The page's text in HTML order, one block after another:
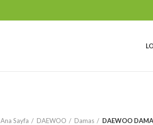
Ana Sayfa DAEWOO Damas DAEWOO